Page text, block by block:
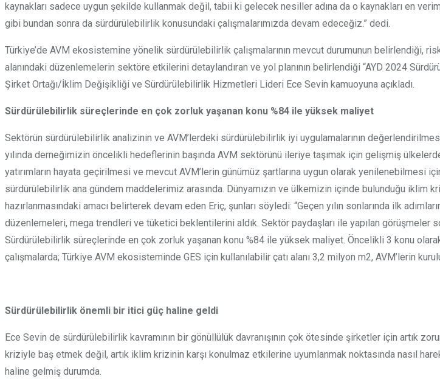
kaynakları sadece uygun şekilde kullanmak değil, tabii ki gelecek nesiller adına da o kaynakları en
gibi bundan sonra da sürdürülebilirlik konusundaki çalışmalarımızda devam edeceğiz.” dedi.
Türkiye’de AVM ekosistemine yönelik sürdürülebilirlik çalışmalarının mevcut durumunun belirlendiği,
alanındaki düzenlemelerin sektöre etkilerini detaylandıran ve yol planının belirlendiği “AYD 2024
Şirket Ortağı/İklim Değişikliği ve Sürdürülebilirlik Hizmetleri Lideri Ece Sevin kamuoyuna açıkladı.
Sürdürülebilirlik süreçlerinde en çok zorluk yaşanan konu %84 ile yüksek maliyet
Sektörün sürdürülebilirlik analizinin ve AVM’lerdeki sürdürülebilirlik iyi uygulamalarının
yılında derneğimizin öncelikli hedeflerinin başında AVM sektörünü ileriye taşımak için gelişmiş
yatırımların hayata geçirilmesi ve mevcut AVM’lerin günümüz şartlarına uygun olarak yenilenebilmesi
sürdürülebilirlik ana gündem maddelerimiz arasında. Dünyamızın ve ülkemizin içinde bulunduğu iklim
hazırlanmasındaki amacı belirterek devam eden Eriç, şunları söyledi: “Geçen yılın sonlarında ilk
düzenlemeleri, mega trendleri ve tüketici beklentilerini aldık. Sektör paydaşları ile yapılan
Sürdürülebilirlik süreçlerinde en çok zorluk yaşanan konu %84 ile yüksek maliyet. Öncelikli 3 konu
çalışmalarda; Türkiye AVM ekosisteminde GES için kullanılabilir çatı alanı 3,2 milyon m2, AVM’lerin
Sürdürülebilirlik önemli bir itici güç haline geldi
Ece Sevin de sürdürülebilirlik kavramının bir gönüllülük davranışının çok ötesinde şirketler için artık
kriziyle baş etmek değil, artık iklim krizinin karşı konulmaz etkilerine uyumlanmak noktasında nasıl
haline gelmiş durumda.